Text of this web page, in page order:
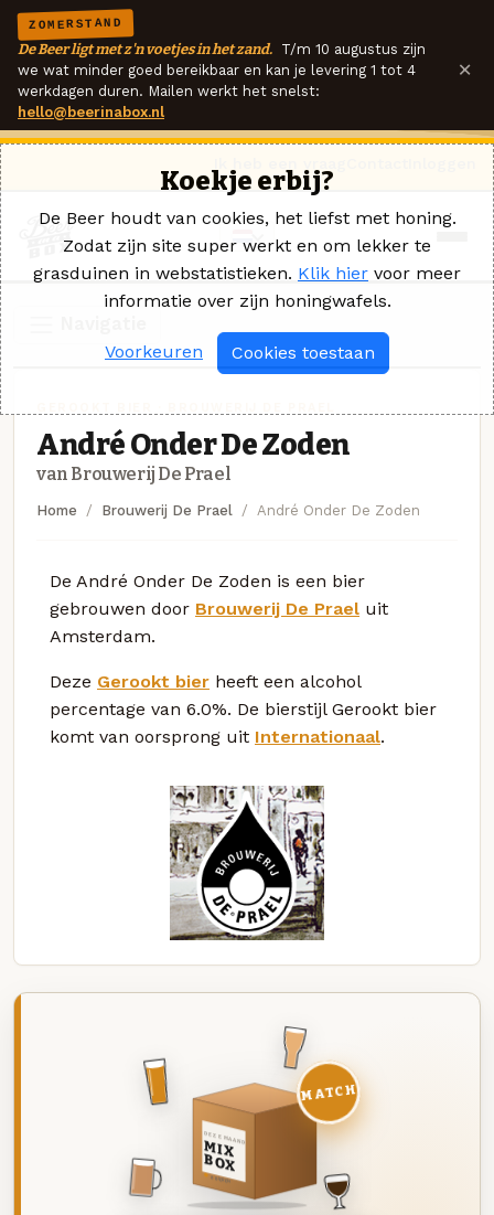
ZOMERSTAND
De Beer ligt met z'n voetjes in het zand. T/m 10 augustus zijn
we wat minder goed bereikbaar en kan je levering 1 tot 4
werkdagen duren. Mailen werkt het snelst:
hello@beerinabox.nl
×
André Onder De Zoden
van Brouwerij De Prael
Home Brouwerij De Prael André Onder De Zoden
De André Onder De Zoden is een bier
gebrouwen door Brouwerij De Prael uit
Amsterdam.
Deze Gerookt bier heeft een alcohol
percentage van 6.0%. De bierstijl Gerookt bier
komt van oorsprong uit Internationaal.
DEZE MAAND
MIX
BOX
8 BIEREN
MATCH
Koekje erbij?
De Beer houdt van cookies, het liefst met honing.
Zodat zijn site super werkt en om lekker te
grasduinen in webstatistieken. Klik hier voor meer
informatie over zijn honingwafels.
Voorkeuren Cookies toestaan